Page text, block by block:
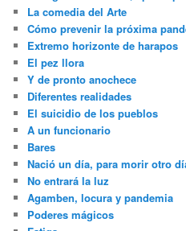
La comedia del Arte
Cómo prevenir la próxima
Extremo horizonte de harapos
El pez llora
Y de pronto anochece
Diferentes realidades
El suicidio de los pueblos
A un funcionario
Bares
Nació un día, para morir otro
No entrará la luz
Agamben, locura y pandemia
Poderes mágicos